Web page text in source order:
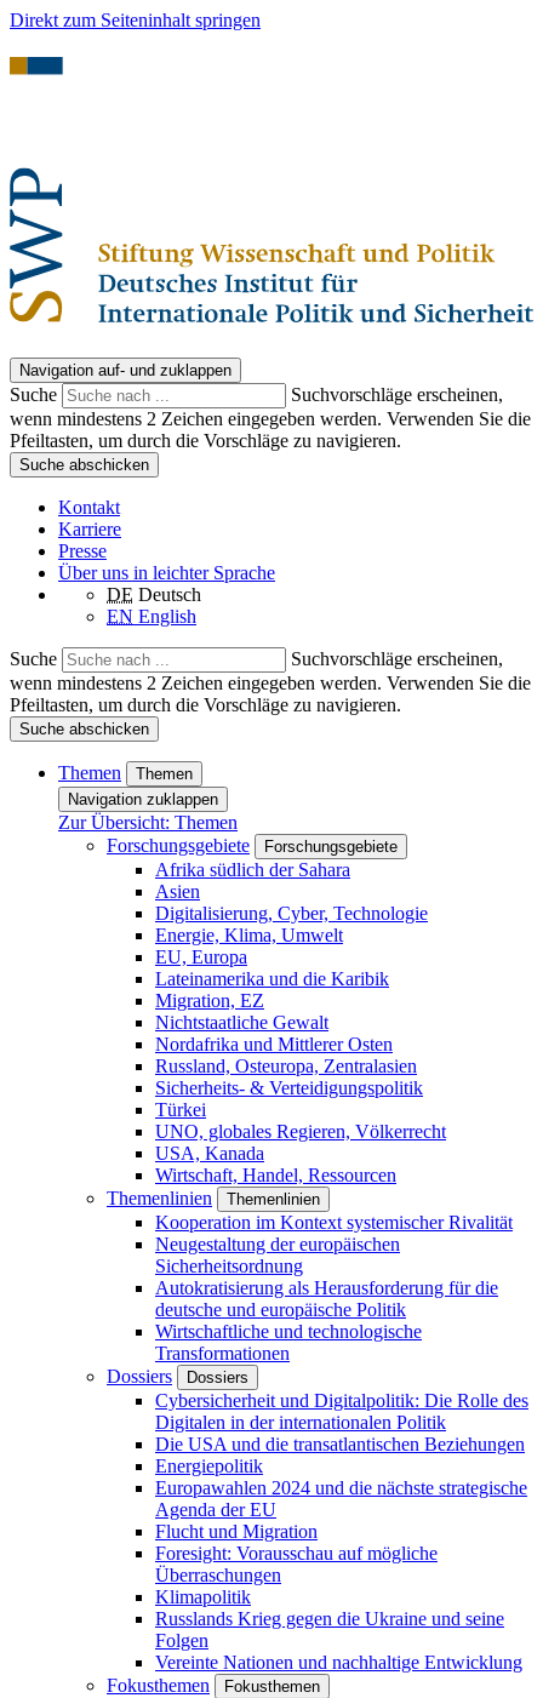
Direkt zum Seiteninhalt springen
Navigation auf- und zuklappen
Suche
Suchvorschläge erscheinen,
wenn mindestens 2 Zeichen eingegeben werden. Verwenden Sie die
Pfeiltasten, um durch die Vorschläge zu navigieren.
Suche abschicken
Kontakt
Karriere
Presse
Über uns in leichter Sprache
DE Deutsch
EN English
Suche
Suchvorschläge erscheinen,
wenn mindestens 2 Zeichen eingegeben werden. Verwenden Sie die
Pfeiltasten, um durch die Vorschläge zu navigieren.
Suche abschicken
Themen
Themen
Navigation zuklappen
Zur Übersicht: Themen
Forschungsgebiete
Forschungsgebiete
Afrika südlich der Sahara
Asien
Digitalisierung, Cyber, Technologie
Energie, Klima, Umwelt
EU, Europa
Lateinamerika und die Karibik
Migration, EZ
Nichtstaatliche Gewalt
Nordafrika und Mittlerer Osten
Russland, Osteuropa, Zentralasien
Sicherheits- & Verteidigungspolitik
Türkei
UNO, globales Regieren, Völkerrecht
USA, Kanada
Wirtschaft, Handel, Ressourcen
Themenlinien
Themenlinien
Kooperation im Kontext systemischer Rivalität
Neugestaltung der europäischen
Sicherheitsordnung
Autokratisierung als Herausforderung für die
deutsche und europäische Politik
Wirtschaftliche und technologische
Transformationen
Dossiers
Dossiers
Cybersicherheit und Digitalpolitik: Die Rolle des
Digitalen in der internationalen Politik
Die USA und die transatlantischen Beziehungen
Energiepolitik
Europawahlen 2024 und die nächste strategische
Agenda der EU
Flucht und Migration
Foresight: Vorausschau auf mögliche
Überraschungen
Klimapolitik
Russlands Krieg gegen die Ukraine und seine
Folgen
Vereinte Nationen und nachhaltige Entwicklung
Fokusthemen
Fokusthemen